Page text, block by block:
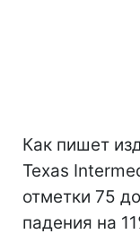
Как пишет
Texas
отметки 75
падения на